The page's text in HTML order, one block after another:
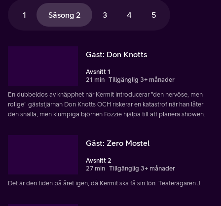
1 Säsong 2 3 4 5
Gäst: Don Knotts
Avsnitt 1
21 min Tillgänglig 3+ månader
En dubbeldos av knäpphet när Kermit introducerar "den nervöse, men
rolige" gäststjärnan Don Knotts OCH riskerar en katastrof när han låter
den snälla, men klumpiga björnen Fozzie hjälpa till att planera showen.
Gäst: Zero Mostel
Avsnitt 2
27 min Tillgänglig 3+ månader
Det är den tiden på året igen, då Kermit ska få sin lön. Teaterägaren J.